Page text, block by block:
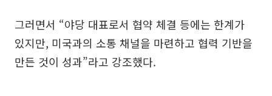
그러면서 “야당 대표로서 협약 체결 등에는 한계가
있지만, 미국과의 소통 채널을 마련하고 협력 기반을
만든 것이 성과”라고 강조했다.